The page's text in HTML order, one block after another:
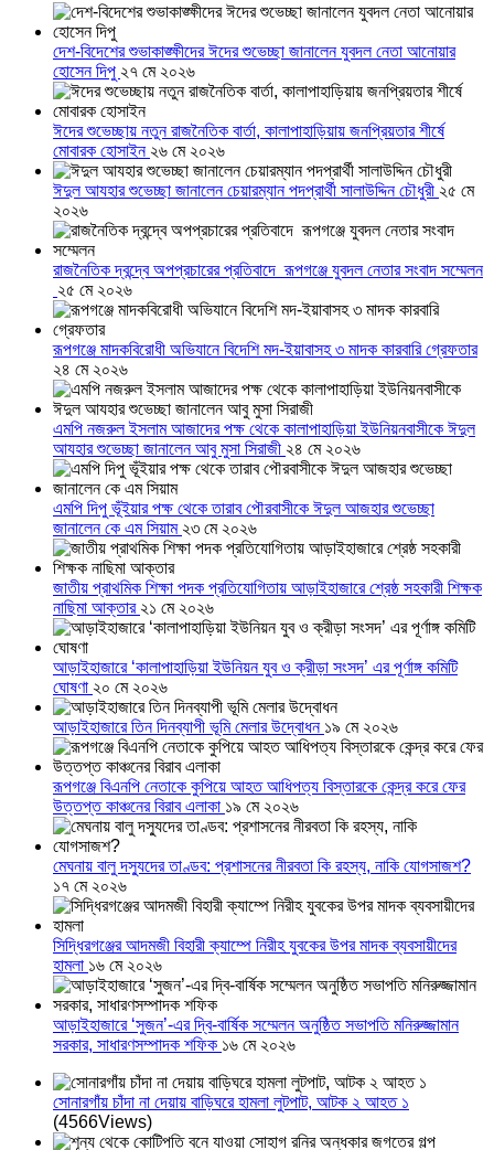
দেশ-বিদেশের শুভাকাঙ্ক্ষীদের ঈদের শুভেচ্ছা জানালেন যুবদল নেতা আনোয়ার
হোসেন দিপু ২৭ মে ২০২৬
ঈদের শুভেচ্ছায় নতুন রাজনৈতিক বার্তা, কালাপাহাড়িয়ায় জনপ্রিয়তার শীর্ষে
মোবারক হোসাইন ২৬ মে ২০২৬
ঈদুল আযহার শুভেচ্ছা জানালেন চেয়ারম্যান পদপ্রার্থী সালাউদ্দিন চৌধুরী ২৫ মে
২০২৬
রাজনৈতিক দ্বন্দ্বে অপপ্রচারের প্রতিবাদে ‎রূপগঞ্জে যুবদল নেতার সংবাদ সম্মেলন
২৫ মে ২০২৬
রূপগঞ্জে মাদকবিরোধী অভিযানে বিদেশি মদ-ইয়াবাসহ ৩ মাদক কারবারি গ্রেফতার
২৪ মে ২০২৬
এমপি নজরুল ইসলাম আজাদের পক্ষ থেকে কালাপাহাড়িয়া ইউনিয়নবাসীকে ঈদুল
আযহার শুভেচ্ছা জানালেন আবু মুসা সিরাজী ২৪ মে ২০২৬
এমপি দিপু ভূঁইয়ার পক্ষ থেকে তারাব পৌরবাসীকে ঈদুল আজহার শুভেচ্ছা
জানালেন কে এম সিয়াম ২৩ মে ২০২৬
জাতীয় প্রাথমিক শিক্ষা পদক প্রতিযোগিতায় আড়াইহাজারে শ্রেষ্ঠ সহকারী শিক্ষক
নাছিমা আক্তার ২১ মে ২০২৬
আড়াইহাজারে ‘কালাপাহাড়িয়া ইউনিয়ন যুব ও ক্রীড়া সংসদ’ এর পূর্ণাঙ্গ কমিটি
ঘোষণা ২০ মে ২০২৬
আড়াইহাজারে তিন দিনব্যাপী ভূমি মেলার উদ্বোধন ১৯ মে ২০২৬
রূপগঞ্জে বিএনপি নেতাকে কুপিয়ে আহত আধিপত্য বিস্তারকে কেন্দ্র করে ফের
উত্তপ্ত কাঞ্চনের বিরাব এলাকা ১৯ মে ২০২৬
মেঘনায় বালু দস্যুদের তাণ্ডব: প্রশাসনের নীরবতা কি রহস্য, নাকি যোগসাজশ?
১৭ মে ২০২৬
সিদ্ধিরগঞ্জের আদমজী বিহারী ক্যাম্পে নিরীহ যুবকের উপর মাদক ব্যবসায়ীদের
হামলা ১৬ মে ২০২৬
আড়াইহাজারে ‘সুজন’-এর দ্বি-বার্ষিক সম্মেলন অনুষ্ঠিত সভাপতি মনিরুজ্জামান
সরকার, সাধারণসম্পাদক শফিক ১৬ মে ২০২৬
সোনারগাঁয় চাঁদা না দেয়ায় বাড়িঘরে হামলা লুটপাট, আটক ২ আহত ১
(4566Views)